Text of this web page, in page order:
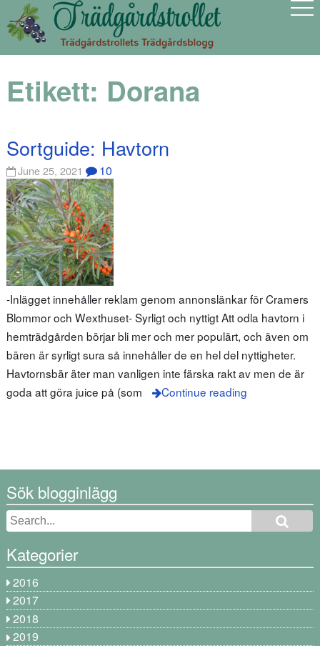
Etikett: Dorana
Sortguide: Havtorn
June 25, 2021 10
-Inlägget innehåller reklam genom annonslänkar för Cramers
Blommor och Wexthuset- Syrligt och nyttigt Att odla havtorn i
hemträdgården börjar bli mer och mer populärt, och även om
bären är syrligt sura så innehåller de en hel del nyttigheter.
Havtornsbär äter man vanligen inte färska rakt av men de är
goda att göra juice på (som
Continue reading
Sök blogginlägg
Kategorier
2016
2017
2018
2019